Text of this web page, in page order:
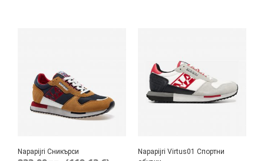
Napapijri Сникърси
Napapijri Virtus01 Спортни